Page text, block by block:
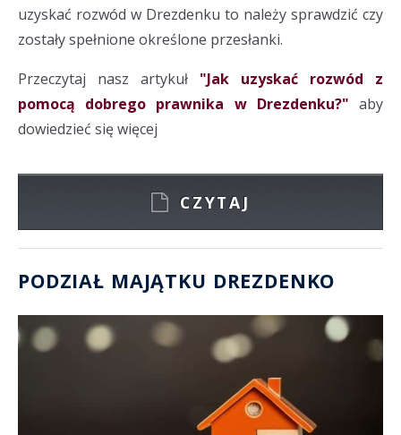
uzyskać rozwód w Drezdenku to należy sprawdzić czy
zostały spełnione określone przesłanki.
Przeczytaj nasz artykuł "Jak uzyskać rozwód z
pomocą dobrego prawnika w Drezdenku?" aby
dowiedzieć się więcej
CZYTAJ
PODZIAŁ MAJĄTKU DREZDENKO